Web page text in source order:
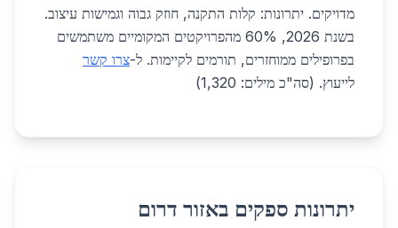
מדויקים. יתרונות: קלות התקנה, חוזק גבוה וגמישות עיצוב.
בשנת 2026, 60% מהפרויקטים המקומיים משתמשים
בפרופילים ממוחזרים, תורמים לקיימות. ל-צרו קשר
לייעוץ. (סה"כ מילים: 1,320)
יתרונות ספקים באזור דרום